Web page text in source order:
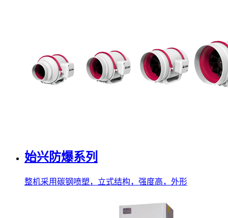
始兴防爆系列
整机采用碳钢喷塑，立式结构，强度高，外形